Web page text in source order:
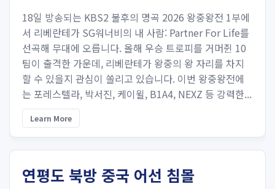
18일 방송되는 KBS2 불후의 명곡 2026 왕중왕전 1부에
서 리베란테가 SG워너비의 내 사람: Partner For Life를
선곡해 무대에 오릅니다. 올해 우승 트로피를 거머쥔 10
팀이 출격한 가운데, 리베란테가 왕중의 왕 자리를 차지
할 수 있을지 관심이 쏠리고 있습니다. 이번 왕중왕전에
는 포레스텔라, 박서진, 케이윌, B1A4, NEXZ 등 강력한...
Learn More
연평도 북방 중국 어선 침몰